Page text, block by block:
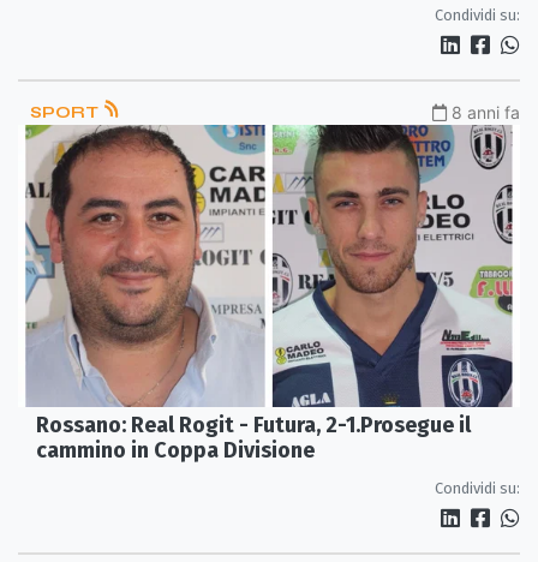
Condividi su:
SPORT 8 anni fa
Rossano: Real Rogit - Futura, 2-1.Prosegue il
cammino in Coppa Divisione
Condividi su: